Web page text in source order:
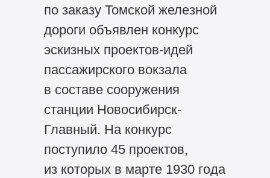
по заказу Томской железной
дороги объявлен конкурс
эскизных проектов-идей
пассажирского вокзала
в составе сооружения
станции Новосибирск-
Главный. На конкурс
поступило 45 проектов,
из которых в марте 1930 года